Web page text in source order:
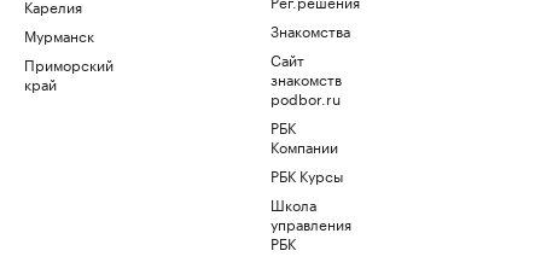
Карелия
Мурманск
Приморский
край
Знакомства
Сайт
знакомств
podbor.ru
РБК
Компании
РБК Курсы
Школа
управления
РБК